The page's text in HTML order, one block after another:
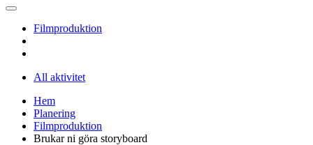
Filmproduktion
All aktivitet
Hem
Planering
Filmproduktion
Brukar ni göra storyboard